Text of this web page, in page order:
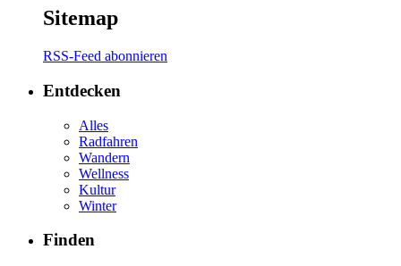
Sitemap
RSS-Feed abonnieren
Entdecken
Alles
Radfahren
Wandern
Wellness
Kultur
Winter
Finden